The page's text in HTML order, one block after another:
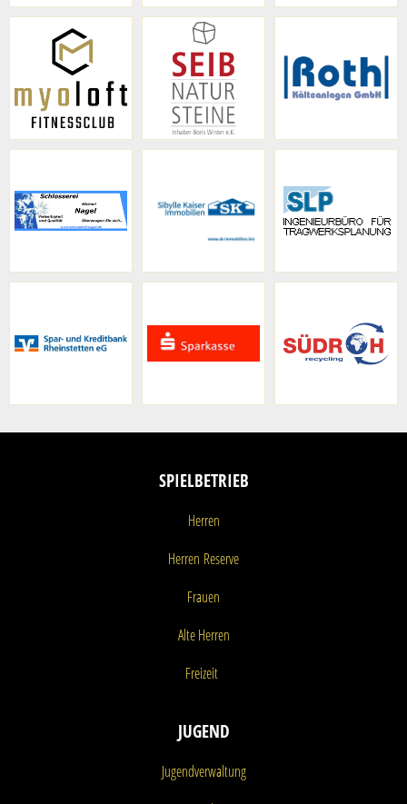
SPIELBETRIEB
Herren
Herren Reserve
Frauen
Alte Herren
Freizeit
JUGEND
Jugendverwaltung